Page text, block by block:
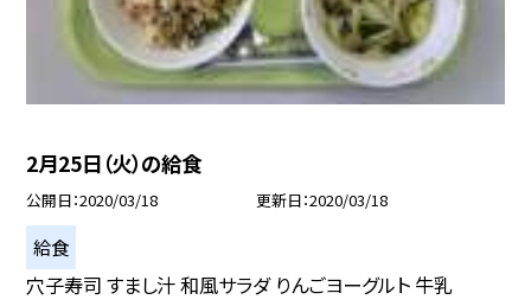
2月25日（火）の給食
公開日 2020/03/18 更新日 2020/03/18
給食
穴子寿司 すまし汁 和風サラダ りんごヨーグルト 牛乳